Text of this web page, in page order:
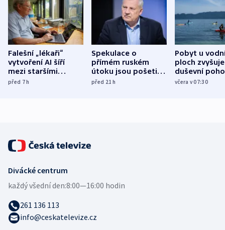
Falešní „lékaři“
vytvoření AI šíří
mezi staršími
Poláky nebezpečné
před 7h
Spekulace o
přímém ruském
útoku jsou pošetilé,
míní estonský
před 21h
Pobyt u
ploch zvyšuje
duševní
ukázala
včera v 07:30
Divácké centrum
každý všední den:8:00—16:00 hodin
261 136 113
info@ceskatelevize.cz